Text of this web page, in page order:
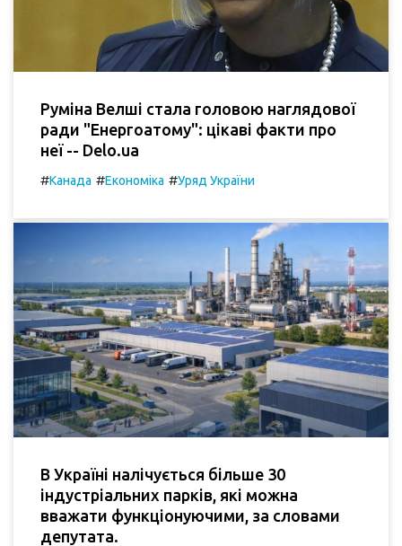
Руміна Велші стала головою наглядової
ради "Енергоатому": цікаві факти про
неї -- Delo.ua
#Канада #Економіка #Уряд України
В Україні налічується більше 30
індустріальних парків, які можна
вважати функціонуючими, за словами
депутата.